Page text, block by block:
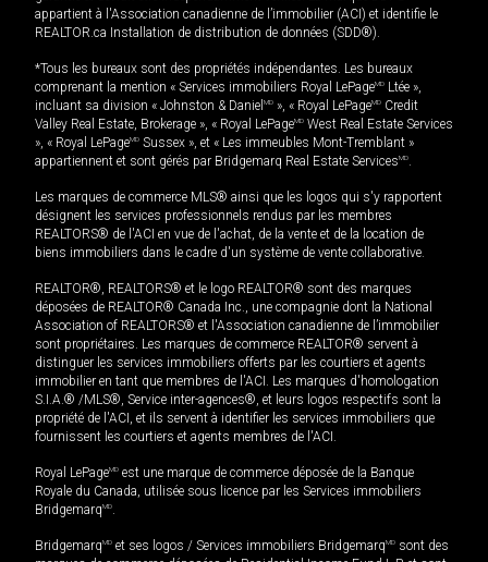
appartient à l'Association canadienne de l’immobilier (ACI) et identifie le
REALTOR.ca Installation de distribution de données (SDD®).
*Tous les bureaux sont des propriétés indépendantes. Les bureaux
comprenant la mention « Services immobiliers Royal LePageMD Ltée »,
incluant sa division « Johnston & Daniel MD », « Royal LePageMD Credit
Valley Real Estate, Brokerage », « Royal LePageMD West Real Estate Services
», « Royal LePageMD Sussex », et « Les immeubles Mont-Tremblant »
appartiennent et sont gérés par Bridgemarq Real Estate ServicesMD.
Les marques de commerce MLS® ainsi que les logos qui s'y rapportent
désignent les services professionnels rendus par les membres
REALTORS® de l'ACI en vue de l'achat, de la vente et de la location de
biens immobiliers dans le cadre d'un système de vente collaborative.
REALTOR®, REALTORS® et le logo REALTOR® sont des marques
déposées de REALTOR® Canada Inc., une compagnie dont la National
Association of REALTORS® et l'Association canadienne de l’immobilier
sont propriétaires. Les marques de commerce REALTOR® servent à
distinguer les services immobiliers offerts par les courtiers et agents
immobilier en tant que membres de l'ACI. Les marques d'homologation
S.I.A.® /MLS®, Service inter-agences®, et leurs logos respectifs sont la
propriété de l'ACI, et ils servent à identifier les services immobiliers que
fournissent les courtiers et agents membres de l'ACI.
Royal LePageMD est une marque de commerce déposée de la Banque
Royale du Canada, utilisée sous licence par les Services immobiliers
BridgemarqMD.
BridgemarqMD et ses logos / Services immobiliers BridgemarqMD sont des